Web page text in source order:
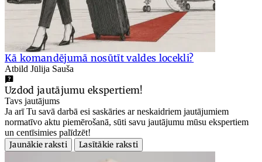
Kā komandējumā nosūtīt valdes locekli?
Atbild Jūlija Sauša
Uzdod jautājumu ekspertiem!
Tavs jautājums
Ja arī Tu savā darbā esi saskāries ar neskaidriem jautājumiem
normatīvo aktu piemērošanā, sūti savu jautājumu mūsu ekspertiem
un centīsimies palīdzēt!
Jaunākie raksti
Lasītākie raksti